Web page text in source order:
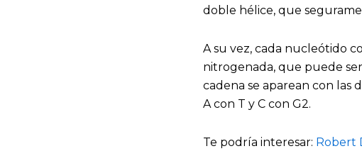
doble hélice, que
A su vez, cada nucleótido
nitrogenada, que puede ser
cadena se aparean con las
A con T y C con G2.
Te podría interesar: Robert